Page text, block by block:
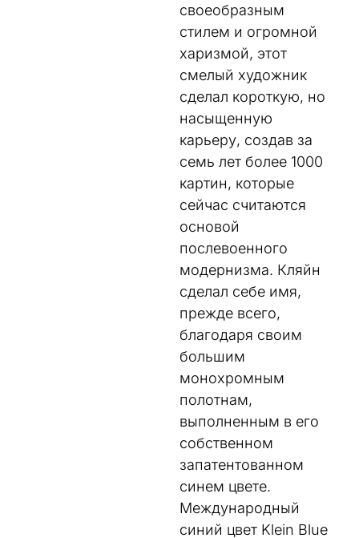
своеобразным
стилем и огромной
харизмой, этот
смелый художник
сделал короткую, но
насыщенную
карьеру, создав за
семь лет более 1000
картин, которые
сейчас считаются
основой
послевоенного
модернизма. Кляйн
сделал себе имя,
прежде всего,
благодаря своим
большим
монохромным
полотнам,
выполненным в его
собственном
запатентованном
синем цвете.
Международный
синий цвет Klein Blue